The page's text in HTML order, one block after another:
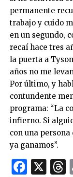
permanente
trabajo y cuido
en un segundo,
recaí hace tres
la puerta a
años no me
Por último, y
contundente
programa: “La
infierno. Si
con una
ya ganamos”.
X